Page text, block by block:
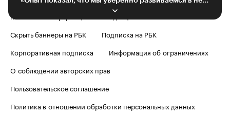
Контактная информация
Редакция
Скрыть баннеры на РБК
Подписка на РБК
Корпоративная подписка
Информация об ограничениях
О соблюдении авторских прав
Пользовательское соглашение
Политика в отношении обработки персональных данных